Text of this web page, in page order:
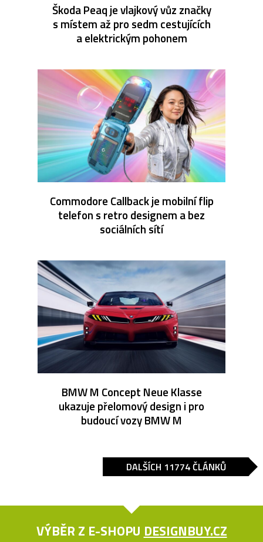
Škoda Peaq je vlajkový vůz značky
s místem až pro sedm cestujících
a elektrickým pohonem
Commodore Callback je mobilní flip
telefon s retro designem a bez
sociálních sítí
BMW M Concept Neue Klasse
ukazuje přelomový design i pro
budoucí vozy BMW M
DALŠÍCH 11774 ČLÁNKŮ
VÝBĚR Z E-SHOPU DESIGNBUY.CZ